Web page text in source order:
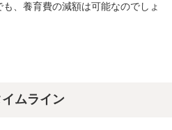
、養育費の減額は可能なのでしょ
ムライン